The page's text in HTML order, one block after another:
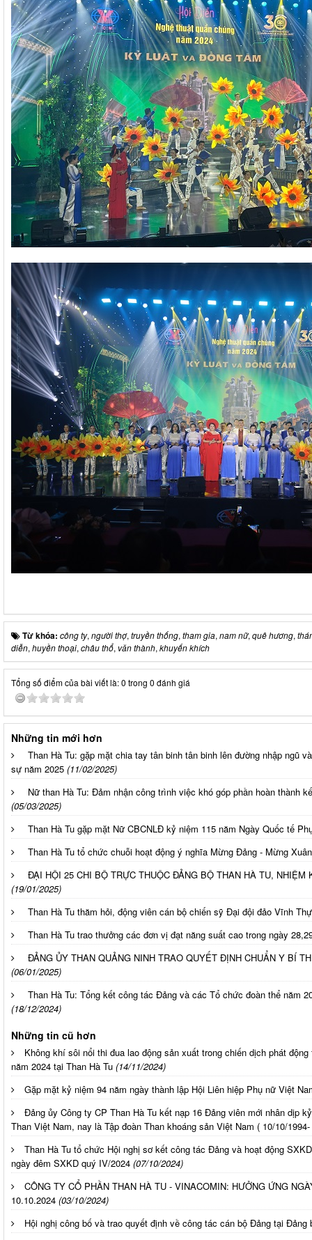
Từ khóa: công ty, người thợ, truyền thống, tham gia, nam nữ, quê hương,
diễn, huyền thoại, châu thổ, văn thành, khuyến khích
Tổng số điểm của bài viết là: 0 trong 0 đánh giá
Những tin mới hơn
Than Hà Tu: gặp mặt chia tay tân binh tân binh lên đường nhập ngũ
sự năm 2025 (11/02/2025)
Nữ than Hà Tu: Đảm nhận công trình việc khó góp phần hoàn thành
(05/03/2025)
Than Hà Tu gặp mặt Nữ CBCNLĐ kỷ niệm 115 năm Ngày Quốc tế
Than Hà Tu tổ chức chuỗi hoạt động ý nghĩa Mừng Đảng - Mừng
ĐẠI HỘI 25 CHI BỘ TRỰC THUỘC ĐẢNG BỘ THAN HÀ TU, NHIỆM
(19/01/2025)
Than Hà Tu thăm hỏi, động viên cán bộ chiến sỹ Đại đội đảo Vĩnh
Than Hà Tu trao thưởng các đơn vị đạt năng suất cao trong ngày
ĐẢNG ỦY THAN QUẢNG NINH TRAO QUYẾT ĐỊNH CHUẨN Y BÍ
(06/01/2025)
Than Hà Tu: Tổng kết công tác Đảng và các Tổ chức đoàn thể năm
(18/12/2024)
Những tin cũ hơn
Không khí sôi nổi thi đua lao động sản xuất trong chiến dịch phát
năm 2024 tại Than Hà Tu (14/11/2024)
Gặp mặt kỷ niệm 94 năm ngày thành lập Hội Liên hiệp Phụ nữ Việt
Đảng ủy Công ty CP Than Hà Tu kết nạp 16 Đảng viên mới nhân dịp
Than Việt Nam, nay là Tập đoàn Than khoáng sản Việt Nam ( 10/10/
Than Hà Tu tổ chức Hội nghị sơ kết công tác Đảng và hoạt động
ngày đêm SXKD quý IV/2024 (07/10/2024)
CÔNG TY CỔ PHẦN THAN HÀ TU - VINACOMIN: HƯỞNG ỨNG
10.10.2024 (03/10/2024)
Hội nghị công bố và trao quyết định về công tác cán bộ Đảng tại Đảng